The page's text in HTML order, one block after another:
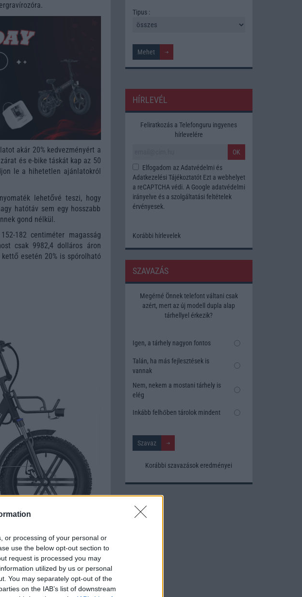
or processing of your personal or
use the below opt-out section to
request is processed you may
utilized by us or personal
You may separately opt-out of the
on the IAB’s list of downstream
akár 20% kedvezményért a
és e-bike táskát kap az 50
le a hihetetlen ajánlatokról
lehetővé teszi, hogy
hatótáv sem egy hosszabb
gond nélkül.
182 centiméter magasság
csak 9982,4 dolláros áron
esetén 20% is spórolható
rendelkezik. A
Tipus :
HÍRLEVÉL
Feliratkozás a Telefonguru ingyenes
hírlevelére
OK
Elfogadom az Adatvédelmi és
Adatkezelési TájékoztatótEzt a webhelyet
a reCAPTCHA védi. A Google adatvédelmi
irányelve és a szolgáltatási feltételek
érvényesek.
Korábbi hírlevelek
SZAVAZÁS
Megérné Önnek telefont váltani csak
azért, mert az új modell dupla alap
tárhellyel érkezik?
Igen, a tárhely nagyon fontos
Talán, ha más fejlesztések is
vannak
Nem, nekem a mostani tárhely is
elég
Inkább felhőben tárolok mindent
Korábbi szavazások eredményei